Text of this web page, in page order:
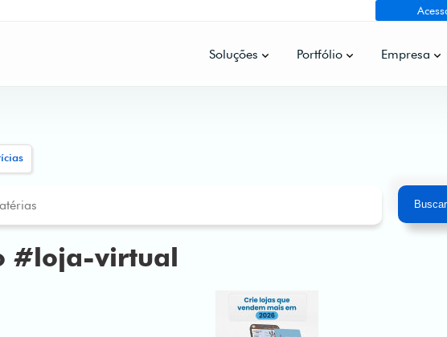
Soluções Portfólio Empresa
Buscar
#loja-virtual